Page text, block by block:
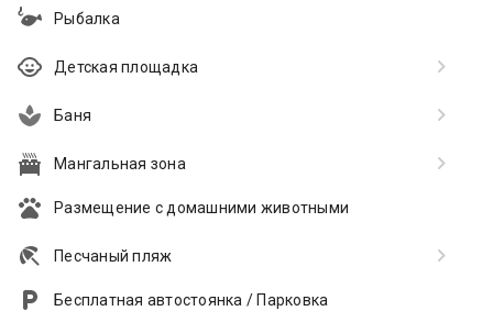
Рыбалка
Детская площадка
Баня
Мангальная зона
Размещение с домашними животными
Песчаный пляж
Бесплатная автостоянка / Парковка